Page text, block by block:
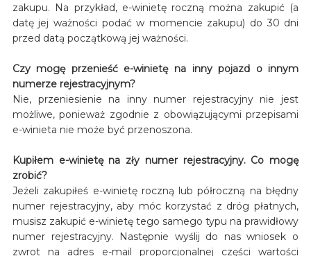
zakupu. Na przykład, e-winietę roczną można zakupić (a
datę jej ważności podać w momencie zakupu) do 30 dni
przed datą początkową jej ważności.
Czy mogę przenieść e-winietę na inny pojazd o innym
numerze rejestracyjnym?
Nie, przeniesienie na inny numer rejestracyjny nie jest
możliwe, ponieważ zgodnie z obowiązującymi przepisami
e-winieta nie może być przenoszona.
Kupiłem e-winietę na zły numer rejestracyjny. Co mogę
zrobić?
Jeżeli zakupiłeś e-winietę roczną lub półroczną na błędny
numer rejestracyjny, aby móc korzystać z dróg płatnych,
musisz zakupić e-winietę tego samego typu na prawidłowy
numer rejestracyjny. Następnie wyślij do nas wniosek o
zwrot na adres e-mail proporcjonalnej części wartości